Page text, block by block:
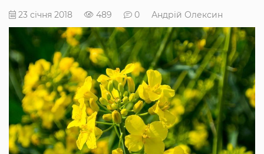
23 січня 2018 489 0 Андрій Олексин